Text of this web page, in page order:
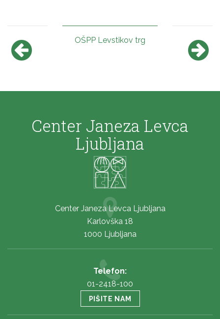
OŠPP Levstikov trg
Center Janeza Levca
Ljubljana
Center Janeza Levca Ljubljana
Karlovška 18
1000 Ljubljana
Telefon:
01-2418-100
PIŠITE NAM